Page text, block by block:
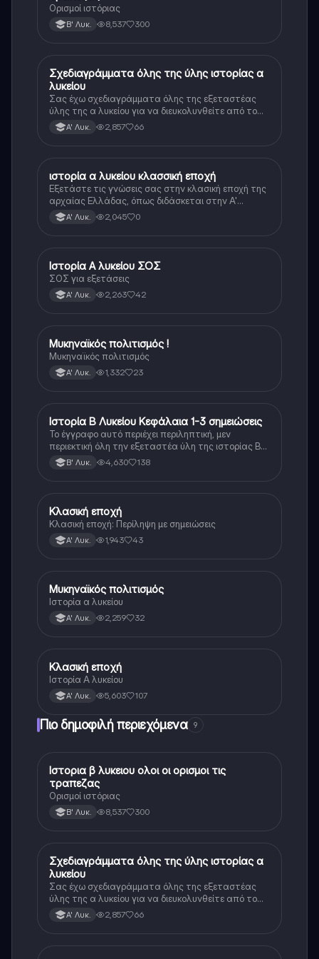
Ορισμοί ιστόριας
Β' Λυκ. 8,537 300
Ιστορία
Σχεδιαγράμματα όλης της ύλης ιστορίας α
λυκείου
Σας έχω σχεδιαγράμματα όλης της εξεταστέας
ύλης της α λυκείου για να διευκολυνθείτε από το
τεράστιο βάρος του βιβλίου
Α' Λυκ. 2,857 66
Ιστορία
ιστορία α λυκείου κλασσική εποχή
Εξετάστε τις γνώσεις σας στην κλασική εποχή της
αρχαίας Ελλάδας, όπως διδάσκεται στην Α'
Λυκείου.
Α' Λυκ. 2,045 0
Ιστορία
Ιστορία Α λυκείου ΣΟΣ
ΣΟΣ για εξετάσεις
Α' Λυκ. 2,263 42
Ιστορία
Μυκηναϊκός πολιτισμός !
Μυκηναϊκός πολιτισμός
Α' Λυκ. 1,332 23
Ιστορία
Ιστορία Β Λυκείου Κεφάλαια 1-3 σημειώσεις
Το έγγραφο αυτό περιέχει περιληπτική, μεν
περιεκτική όλη την εξεταστέα ύλη της ιστορίας Β
λυκείου για τα πρώτα 3 Κεφάλαια, δηλαδή την
μισή ύλη. Το έγγραφο έχει γραφτεί με προσοχή και
Β' Λυκ. 4,630 138
Ιστορία
Κλασική εποχή
Κλασική εποχή: Περίληψη με σημειώσεις
Α' Λυκ. 1,943 43
Ιστορία
Μυκηναϊκός πολιτισμός
Ιστορία α λυκείου
Α' Λυκ. 2,259 32
Ιστορία
Κλασική εποχή
Ιστορία Α λυκείου
Α' Λυκ. 5,603 107
Πιο δημοφιλή περιεχόμενα 9
Ιστορία
Ιστορια β λυκειου ολοι οι ορισμοι τις
τραπεζας
Ορισμοί ιστόριας
Β' Λυκ. 8,537 300
Ιστορία
Σχεδιαγράμματα όλης της ύλης ιστορίας α
λυκείου
Σας έχω σχεδιαγράμματα όλης της εξεταστέας
ύλης της α λυκείου για να διευκολυνθείτε από το
τεράστιο βάρος του βιβλίου
Α' Λυκ. 2,857 66